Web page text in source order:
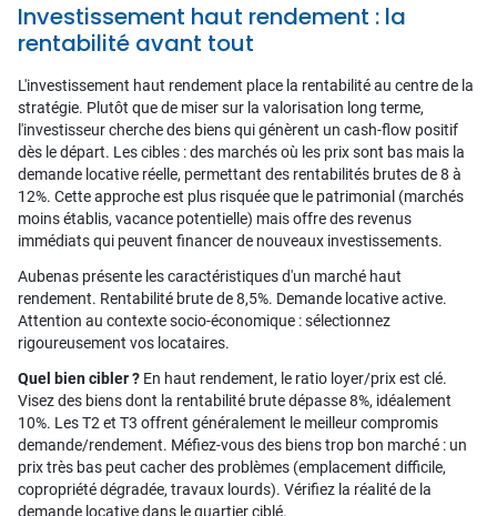
Investissement haut rendement : la
rentabilité avant tout
L'investissement haut rendement place la rentabilité au centre de la
stratégie. Plutôt que de miser sur la valorisation long terme,
l'investisseur cherche des biens qui génèrent un cash-flow positif
dès le départ. Les cibles : des marchés où les prix sont bas mais la
demande locative réelle, permettant des rentabilités brutes de 8 à
12%. Cette approche est plus risquée que le patrimonial (marchés
moins établis, vacance potentielle) mais offre des revenus
immédiats qui peuvent financer de nouveaux investissements.
Aubenas présente les caractéristiques d'un marché haut
rendement. Rentabilité brute de 8,5%. Demande locative active.
Attention au contexte socio-économique : sélectionnez
rigoureusement vos locataires.
Quel bien cibler ? En haut rendement, le ratio loyer/prix est clé.
Visez des biens dont la rentabilité brute dépasse 8%, idéalement
10%. Les T2 et T3 offrent généralement le meilleur compromis
demande/rendement. Méfiez-vous des biens trop bon marché : un
prix très bas peut cacher des problèmes (emplacement difficile,
copropriété dégradée, travaux lourds). Vérifiez la réalité de la
demande locative dans le quartier ciblé.